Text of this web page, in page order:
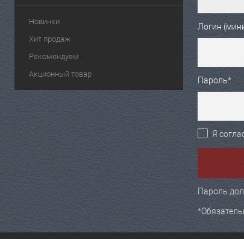
Новинки
Хит продаж
Рекомендуем
Акционный товар
Логин
Пароль*
Я
Пароль
*